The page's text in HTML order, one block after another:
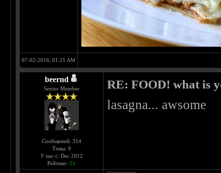
07-02-2016, 01:21 AM
beernd
Senior Member
Сообщений: 314
Темы: 9
У нас с: Dec 2012
Рейтинг:51
RE: FOOD! what is
lasagna... awsome